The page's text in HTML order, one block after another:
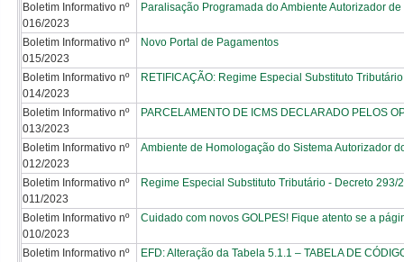
Boletim Informativo nº
016/2023
Paralisação Programada do Ambiente Autorizador de
Boletim Informativo nº
015/2023
Novo Portal de Pagamentos
Boletim Informativo nº
014/2023
RETIFICAÇÃO: Regime Especial Substituto
Boletim Informativo nº
013/2023
PARCELAMENTO DE ICMS DECLARADO PELOS
Boletim Informativo nº
012/2023
Ambiente de Homologação do Sistema Autorizador
Boletim Informativo nº
011/2023
Regime Especial Substituto Tributário - Decreto 293/
Boletim Informativo nº
010/2023
Cuidado com novos GOLPES! Fique atento se a
Boletim Informativo nº EFD: Alteração da Tabela 5.1.1 – TABELA DE